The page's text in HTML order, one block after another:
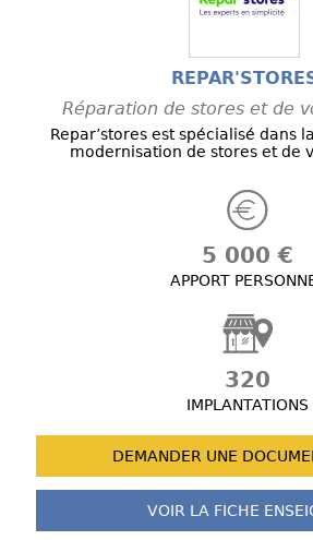
Réparation de stores et de
Repar’stores est spécialisé dans
modernisation de stores et de
5 000 €
APPORT
320
IMPLANTATIONS
DEMANDER UNE
VOIR LA FICHE